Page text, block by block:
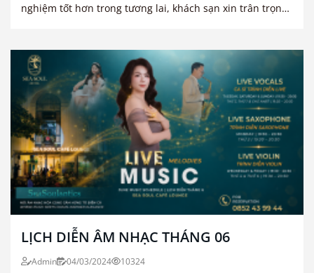
nghiệm tốt hơn trong tương lai, khách sạn xin trân trọng
LỊCH DIỄN ÂM NHẠC THÁNG 06
Admin 04/03/2024 10324